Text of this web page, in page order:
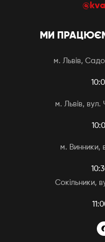
МИ
м. Львів,
м. Львів, вул.
м. Винники,
Сокільники,